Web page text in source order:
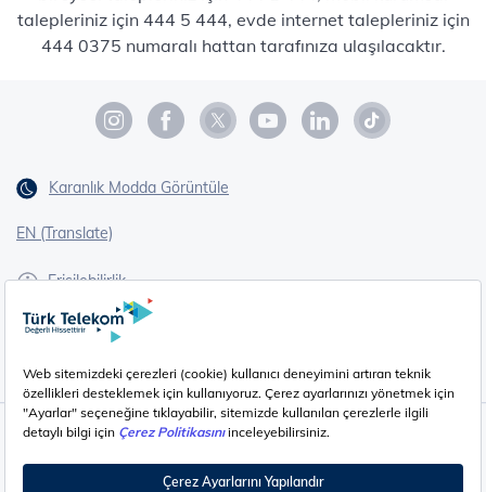
talepleriniz için 444 5 444, evde internet talepleriniz için
444 0375 numaralı hattan tarafınıza ulaşılacaktır.
Karanlık Modda Görüntüle
EN (Translate)
Erişilebilirlik
İşaret Dili Çevirisi